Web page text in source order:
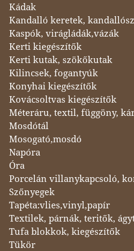
Kádak
Kandalló keretek,
Kaspók, virágládák,vázák
Kerti kiegészítők
Kerti kutak, szökőkutak
Kilincsek, fogantyúk
Konyhai kiegészítők
Kovácsoltvas kiegészítők
Méteráru, textil, függöny,
Mosdótál
Mosogató,mosdó
Napóra
Óra
Porcelán villanykapcsoló,
Szőnyegek
Tapéta:vlies,vinyl,papír
Textilek, párnák, teritők,
Tufa blokkok, kiegészítők
Tükör